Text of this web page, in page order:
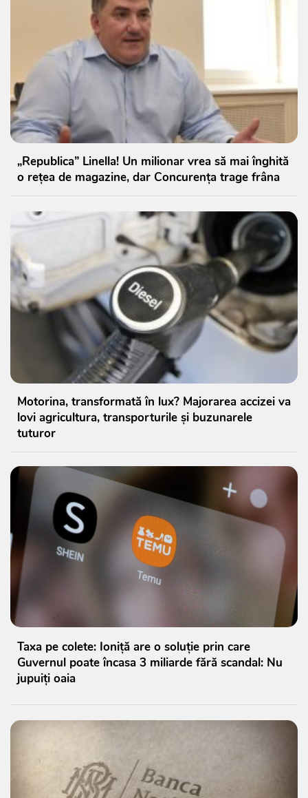
„Republica” Linella! Un milionar vrea să mai înghită
o rețea de magazine, dar Concurența trage frâna
Motorina, transformată în lux? Majorarea accizei va
lovi agricultura, transporturile și buzunarele
tuturor
Taxa pe colete: Ioniță are o soluție prin care
Guvernul poate încasa 3 miliarde fără scandal: Nu
jupuiți oaia